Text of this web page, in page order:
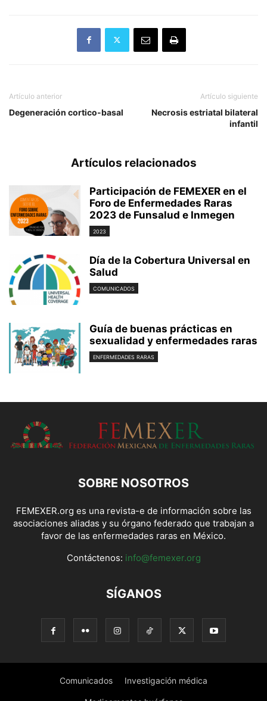
Artículo anterior
Degeneración cortico-basal
Artículo siguiente
Necrosis estriatal bilateral
infantil
Artículos relacionados
Participación de FEMEXER en el
Foro de Enfermedades Raras
2023 de Funsalud e Inmegen
2023
Día de la Cobertura Universal en
Salud
COMUNICADOS
Guía de buenas prácticas en
sexualidad y enfermedades raras
ENFERMEDADES RARAS
SOBRE NOSOTROS
FEMEXER.org es una revista-e de información sobre las
asociaciones aliadas y su órgano federado que trabajan a
favor de las enfermedades raras en México.
Contáctenos: info@femexer.org
SÍGANOS
Comunicados Investigación médica